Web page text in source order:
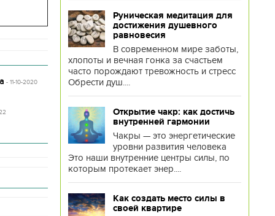
- 11-10-2020
Руническая медитация для
достижения душевного
равновесия
В современном мире заботы,
хлопоты и вечная гонка за счастьем
часто порождают тревожность и стресс
Обрести душ....
Открытие чакр: как достичь
внутренней гармонии
Чакры — это энергетические
уровни развития человека
Это наши внутренние центры силы, по
которым протекает энер....
Как создать место силы в
своей квартире